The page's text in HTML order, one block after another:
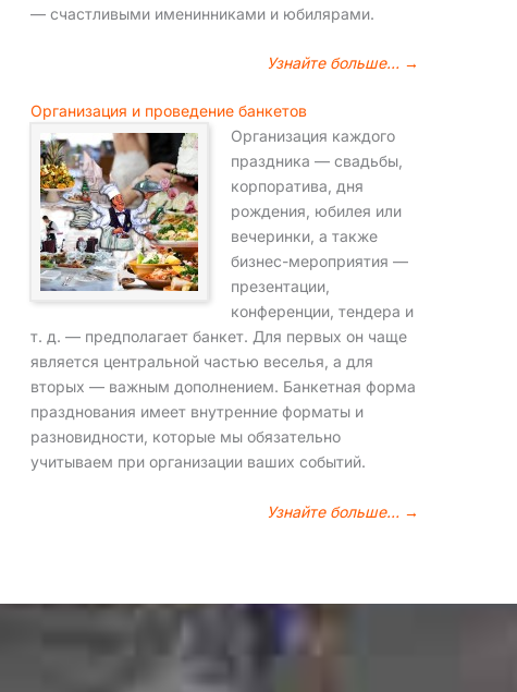
— счастливыми именинниками и юбилярами.
Узнайте больше… →
Организация и проведение банкетов
Организация каждого
праздника — свадьбы,
корпоратива, дня
рождения, юбилея или
вечеринки, а также
бизнес-мероприятия —
презентации,
конференции, тендера и
т. д. — предполагает банкет. Для первых он чаще
является центральной частью веселья, а для
вторых — важным дополнением. Банкетная форма
празднования имеет внутренние форматы и
разновидности, которые мы обязательно
учитываем при организации ваших событий.
Узнайте больше… →